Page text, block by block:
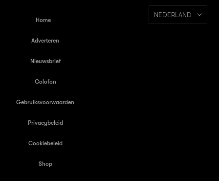
Home
Adverteren
Nieuwsbrief
Colofon
Gebruiksvoorwaarden
Privacybeleid
Cookiebeleid
Shop
NEDERLAND